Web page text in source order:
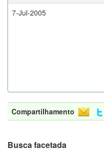
7-Jul-2005
Compartilhamento
Busca facetada